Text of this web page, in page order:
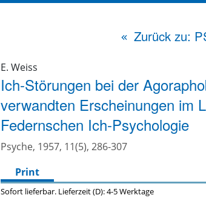
Zurück zu:
E. Weiss
Ich-Störungen bei der
verwandten Erscheinungen im
Federnschen Ich-Psychologie
Psyche, 1957, 11(5), 286-307
Print
Sofort lieferbar. Lieferzeit (D): 4-5 Werktage